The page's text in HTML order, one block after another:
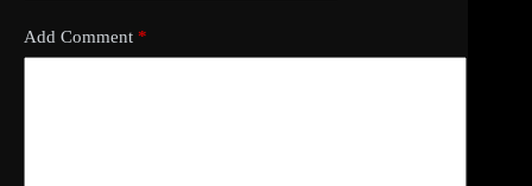
Add Comment *